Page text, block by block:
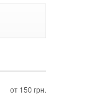
от 150 грн.